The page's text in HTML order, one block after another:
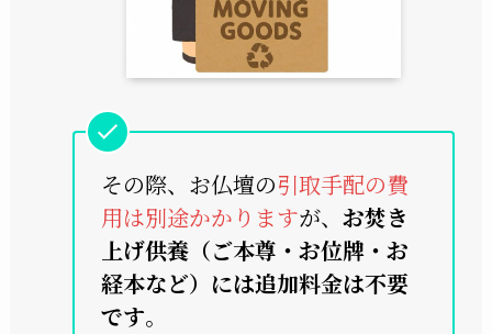
その際、お仏壇の引取手配の費
用は別途かかりますが、 お焚き
上げ供養（ご本尊・お位牌・お
経本など）には追加料金は不要
です。